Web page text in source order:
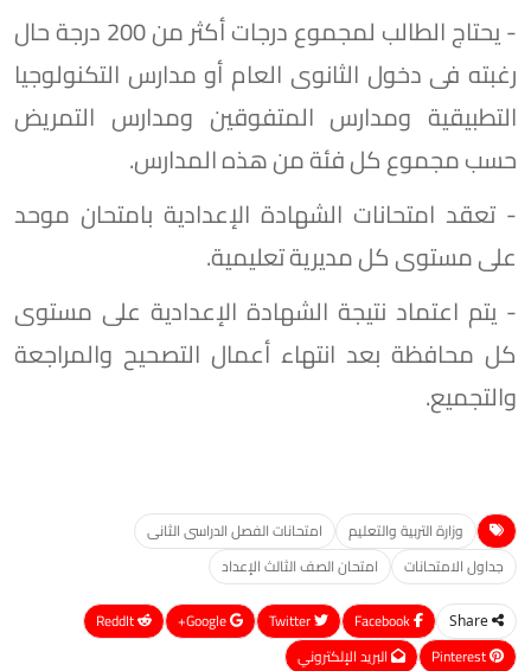
- يحتاج الطالب لمجموع درجات أكثر من 200 درجة حال
رغبته فى دخول الثانوى العام أو مدارس التكنولوجيا
التطبيقية ومدارس المتفوقين ومدارس التمريض
حسب مجموع كل فئة من هذه المدارس.
- تعقد امتحانات الشهادة الإعدادية بامتحان موحد
على مستوى كل مديرية تعليمية.
- يتم اعتماد نتيجة الشهادة الإعدادية على مستوى
كل محافظة بعد انتهاء أعمال التصحيح والمراجعة
والتجميع.
وزارة التربية والتعليم
امتحانات الفصل الدراسى الثانى
جداول الامتحانات
امتحان الصف الثالث الإعداد
Share
Google+
ReddIt
Pinterest
البريد الإلكتروني